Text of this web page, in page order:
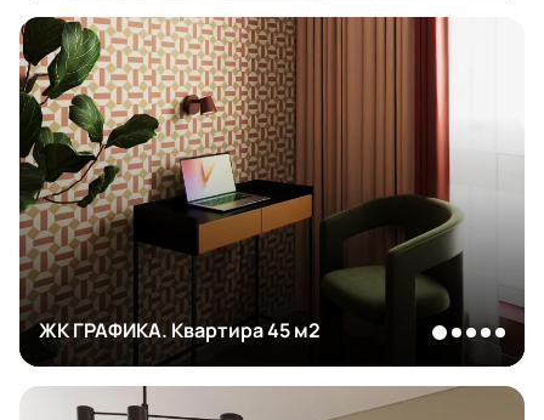
ЖК ГРАФИКА. Квартира 45 м2